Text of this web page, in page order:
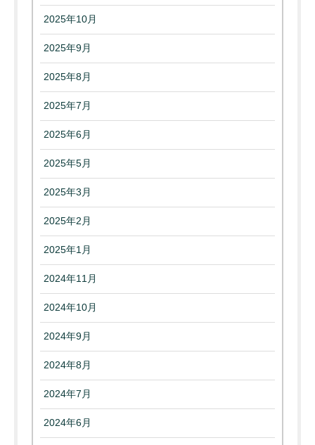
2025年10月
2025年9月
2025年8月
2025年7月
2025年6月
2025年5月
2025年3月
2025年2月
2025年1月
2024年11月
2024年10月
2024年9月
2024年8月
2024年7月
2024年6月